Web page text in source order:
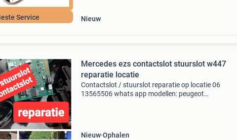
Service Nieuw
Mercedes ezs contactslot stuurslot w447
reparatie locatie
Contactslot / stuurslot reparatie op locatie 06
13565506 whats app modellen: peugeot
Nieuw Ophalen